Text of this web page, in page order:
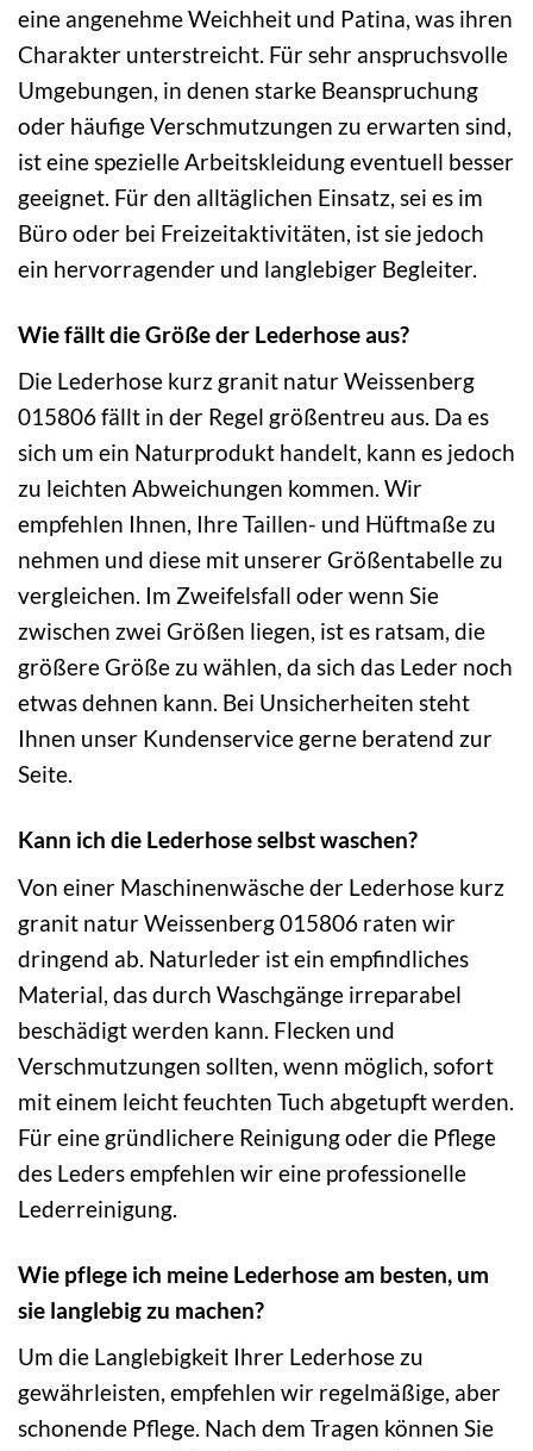
eine angenehme Weichheit und Patina, was ihren
Charakter unterstreicht. Für sehr anspruchsvolle
Umgebungen, in denen starke Beanspruchung
oder häufige Verschmutzungen zu erwarten sind,
ist eine spezielle Arbeitskleidung eventuell besser
geeignet. Für den alltäglichen Einsatz, sei es im
Büro oder bei Freizeitaktivitäten, ist sie jedoch
ein hervorragender und langlebiger Begleiter.
Wie fällt die Größe der Lederhose aus?
Die Lederhose kurz granit natur Weissenberg
015806 fällt in der Regel größentreu aus. Da es
sich um ein Naturprodukt handelt, kann es jedoch
zu leichten Abweichungen kommen. Wir
empfehlen Ihnen, Ihre Taillen- und Hüftmaße zu
nehmen und diese mit unserer Größentabelle zu
vergleichen. Im Zweifelsfall oder wenn Sie
zwischen zwei Größen liegen, ist es ratsam, die
größere Größe zu wählen, da sich das Leder noch
etwas dehnen kann. Bei Unsicherheiten steht
Ihnen unser Kundenservice gerne beratend zur
Seite.
Kann ich die Lederhose selbst waschen?
Von einer Maschinenwäsche der Lederhose kurz
granit natur Weissenberg 015806 raten wir
dringend ab. Naturleder ist ein empfindliches
Material, das durch Waschgänge irreparabel
beschädigt werden kann. Flecken und
Verschmutzungen sollten, wenn möglich, sofort
mit einem leicht feuchten Tuch abgetupft werden.
Für eine gründlichere Reinigung oder die Pflege
des Leders empfehlen wir eine professionelle
Lederreinigung.
Wie pflege ich meine Lederhose am besten, um
sie langlebig zu machen?
Um die Langlebigkeit Ihrer Lederhose zu
gewährleisten, empfehlen wir regelmäßige, aber
schonende Pflege. Nach dem Tragen können Sie